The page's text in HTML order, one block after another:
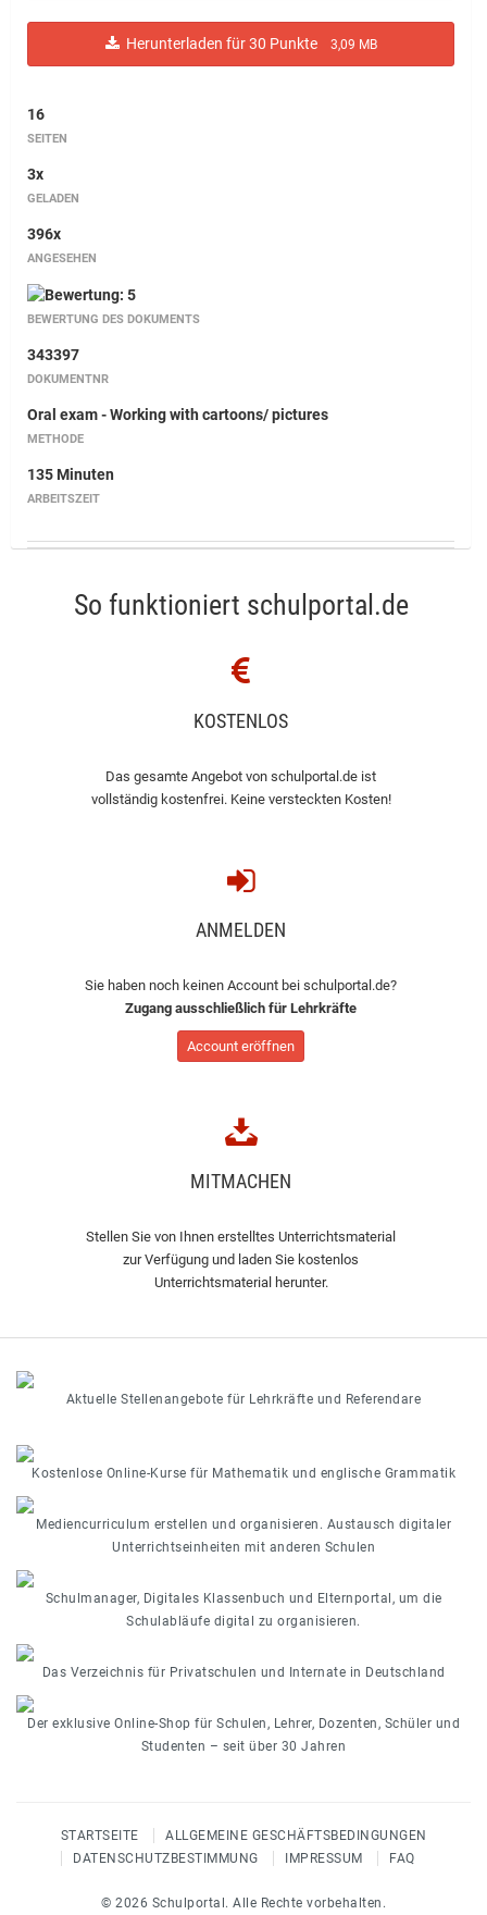
Herunterladen für 30 Punkte 3,09 MB
16
SEITEN
3x
GELADEN
396x
ANGESEHEN
BEWERTUNG DES DOKUMENTS
343397
DOKUMENTNR
Oral exam - Working with cartoons/ pictures
METHODE
135 Minuten
ARBEITSZEIT
So funktioniert schulportal.de
KOSTENLOS
Das gesamte Angebot von schulportal.de ist
vollständig kostenfrei. Keine versteckten Kosten!
ANMELDEN
Sie haben noch keinen Account bei schulportal.de?
Zugang ausschließlich für Lehrkräfte
Account eröffnen
MITMACHEN
Stellen Sie von Ihnen erstelltes Unterrichtsmaterial
zur Verfügung und laden Sie kostenlos
Unterrichtsmaterial herunter.
Aktuelle Stellenangebote für Lehrkräfte und Referendare
Kostenlose Online-Kurse für Mathematik und englische Grammatik
Mediencurriculum erstellen und organisieren. Austausch digitaler
Unterrichtseinheiten mit anderen Schulen
Schulmanager, Digitales Klassenbuch und Elternportal, um die
Schulabläufe digital zu organisieren.
Das Verzeichnis für Privatschulen und Internate in Deutschland
Der exklusive Online-Shop für Schulen, Lehrer, Dozenten, Schüler und
Studenten – seit über 30 Jahren
STARTSEITE
ALLGEMEINE GESCHÄFTSBEDINGUNGEN
DATENSCHUTZBESTIMMUNG
IMPRESSUM FAQ
© 2026 Schulportal. Alle Rechte vorbehalten.